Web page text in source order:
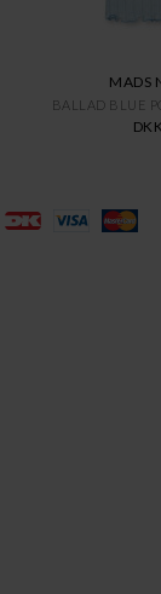
MADS
BALLAD BLUE